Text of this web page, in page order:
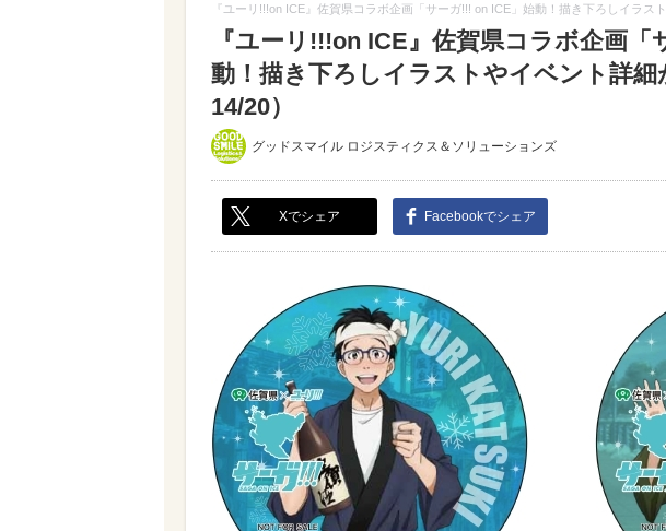
『ユーリ!!!on ICE』佐賀県コラボ企画「サーガ!!! on ICE」始動！描き下ろしイラス
『ユーリ!!!on ICE』佐賀県コラボ企画
動！描き下ろしイラストやイベント詳細
14/20）
グッドスマイル ロジスティクス＆ソリューションズ
Xでシェア Facebookでシェア